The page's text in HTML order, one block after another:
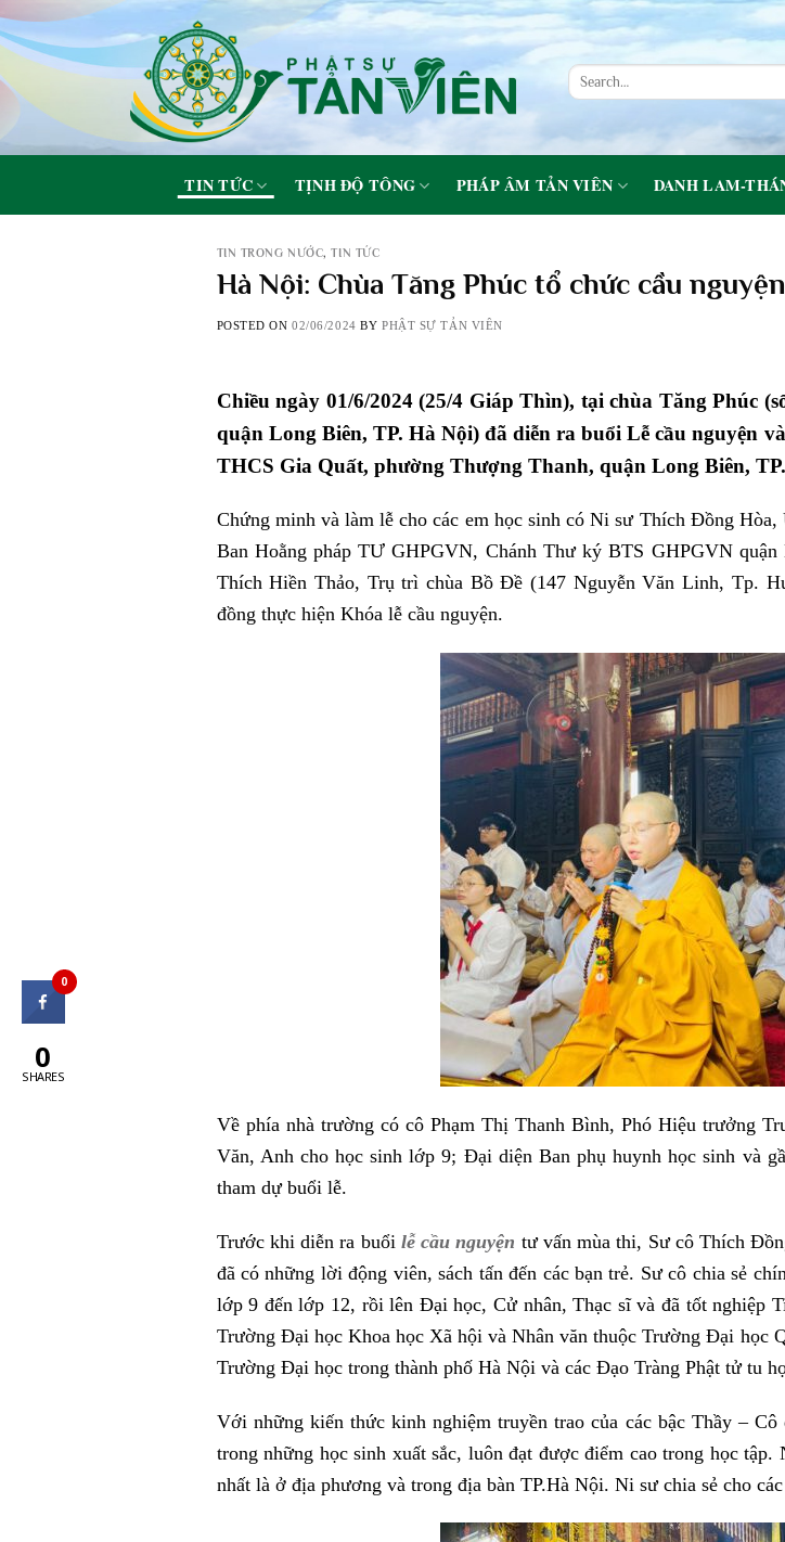
to
content
TIN TỨC TỊNH ĐỘ TÔNG PHÁP ÂM TẢN VIÊN DANH LAM-
TIN TRONG NƯỚC,TIN TỨC
Hà Nội: Chùa Tăng Phúc tổ chức cầu
POSTED ON02/06/2024 BY PHẬT SỰ TẢN VIÊN
Chiều ngày 01/6/2024 (25/4 Giáp Thìn), tại chùa Tăng Phúc
quận Long Biên, TP. Hà Nội) đã diễn ra buổi Lễ cầu nguyện
THCS Gia Quất, phường Thượng Thanh, quận Long Biên,
Chứng minh và làm lễ cho các em học sinh có Ni sư Thích Đồng
Ban Hoằng pháp TƯ GHPGVN, Chánh Thư ký BTS GHPGVN
Thích Hiền Thảo, Trụ trì chùa Bồ Đề (147 Nguyễn Văn Linh, Tp.
đồng thực hiện Khóa lễ cầu nguyện.
Về phía nhà trường có cô Phạm Thị Thanh Bình, Phó Hiệu trưởng
Văn, Anh cho học sinh lớp 9; Đại diện Ban phụ huynh học sinh và
tham dự buổi lễ.
Trước khi diễn ra buổi lễ cầu nguyện tư vấn mùa thi, Sư cô Thích
đã có những lời động viên, sách tấn đến các bạn trẻ. Sư cô chia sẻ
lớp 9 đến lớp 12, rồi lên Đại học, Cử nhân, Thạc sĩ và đã tốt nghiệp
Trường Đại học Khoa học Xã hội và Nhân văn thuộc Trường Đại học
Trường Đại học trong thành phố Hà Nội và các Đạo Tràng Phật tử tu
Với những kiến thức kinh nghiệm truyền trao của các bậc Thầy –
trong những học sinh xuất sắc, luôn đạt được điểm cao trong học
nhất là ở địa phương và trong địa bàn TP.Hà Nội. Ni sư chia sẻ cho
0
0
SHARES